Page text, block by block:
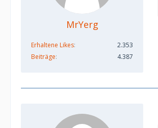
MrYerg
Erhaltene Likes
2.353
Beiträge
4.387